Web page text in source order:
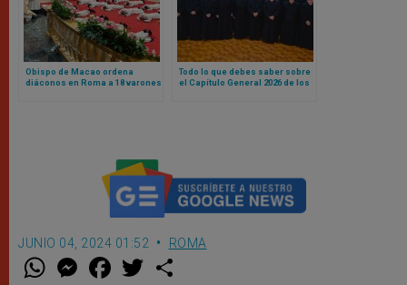
Obispo de Macao ordena
diáconos en Roma a 18 varones
Todo lo que debes saber sobre
el Capítulo General 2026 de los
JUNIO 04, 2024 01:52 ROMA
W M
e
F
a w